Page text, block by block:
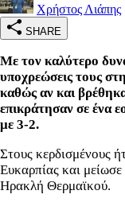
Χρήστος Λιάπης
SHARE
Με τον καλύτερο
υποχρεώσεις τους
καθώς αν και
επικράτησαν σε ένα
με 3-2.
Στους κερδισμένους
Ευκαρπίας και
Ηρακλή Θερμαϊκού.